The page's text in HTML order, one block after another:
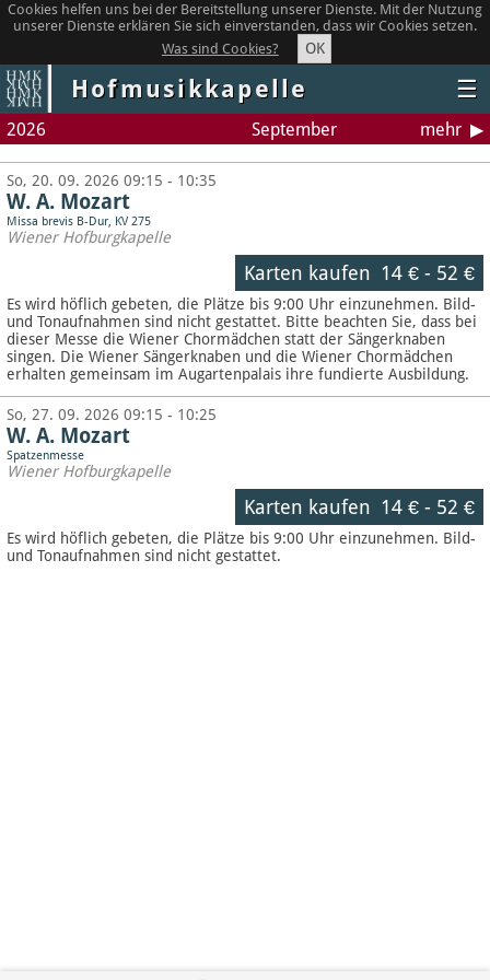
Cookies helfen uns bei der Bereitstellung unserer Dienste. Mit der Nutzung
unserer Dienste erklären Sie sich einverstanden, dass wir Cookies setzen.
Was sind Cookies?
OK
Hofmusikkapelle ☰
2026 September mehr
So, 20. 09. 2026 09:15 - 10:35
W. A. Mozart
Missa brevis B-Dur, KV 275
Wiener Hofburgkapelle
Karten kaufen 14 €- 52 €
Es wird höflich gebeten, die Plätze bis 9:00 Uhr einzunehmen. Bild-
und Tonaufnahmen sind nicht gestattet. Bitte beachten Sie, dass bei
dieser Messe die Wiener Chormädchen statt der Sängerknaben
singen. Die Wiener Sängerknaben und die Wiener Chormädchen
erhalten gemeinsam im Augartenpalais ihre fundierte Ausbildung.
So, 27. 09. 2026 09:15 - 10:25
W. A. Mozart
Spatzenmesse
Wiener Hofburgkapelle
Karten kaufen 14 €- 52 €
Es wird höflich gebeten, die Plätze bis 9:00 Uhr einzunehmen. Bild-
und Tonaufnahmen sind nicht gestattet.